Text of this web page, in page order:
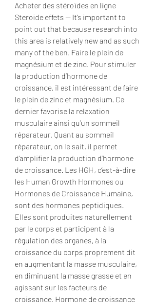
Acheter des stéroïdes en ligne
Steroide effets -- It’s important to
point out that because research into
this area is relatively new and as such
many of the ben. Faire le plein de
magnésium et de zinc. Pour stimuler
la production d’hormone de
croissance, il est intéressant de faire
le plein de zinc et magnésium. Ce
dernier favorise la relaxation
musculaire ainsi qu’un sommeil
réparateur. Quant au sommeil
réparateur, on le sait, il permet
d’amplifier la production d’hormone
de croissance. Les HGH, c’est-à-dire
les Human Growth Hormones ou
Hormones de Croissance Humaine,
sont des hormones peptidiques.
Elles sont produites naturellement
par le corps et participent à la
régulation des organes, à la
croissance du corps proprement dit
en augmentant la masse musculaire,
en diminuant la masse grasse et en
agissant sur les facteurs de
croissance. Hormone de croissance